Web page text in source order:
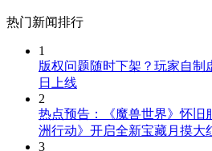
热门新闻排行
1
版权问题随时下架？玩家自制
日上线
2
热点预告：《魔兽世界》怀旧
洲行动》开启全新宝藏月摸大
3